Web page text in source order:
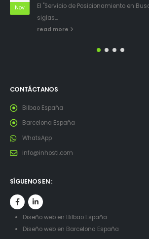
Nov
El "Servicio de Posicionamiento en
siglas...
read more
CONTÁCTANOS
Bilbao España
Barcelona España
WhatsApp
info@inhosti.com
SÍGUENOS EN :
Diseño web en Bilbao España
Diseño web en Barcelona España